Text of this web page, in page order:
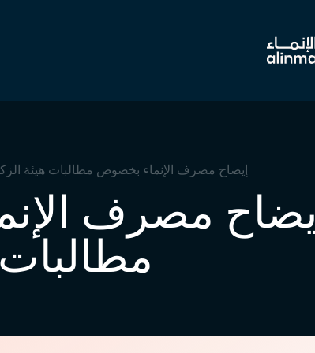
إيضاح مصرف الإنماء بخصوص مطالبات هيئة
إيضاح مصرف